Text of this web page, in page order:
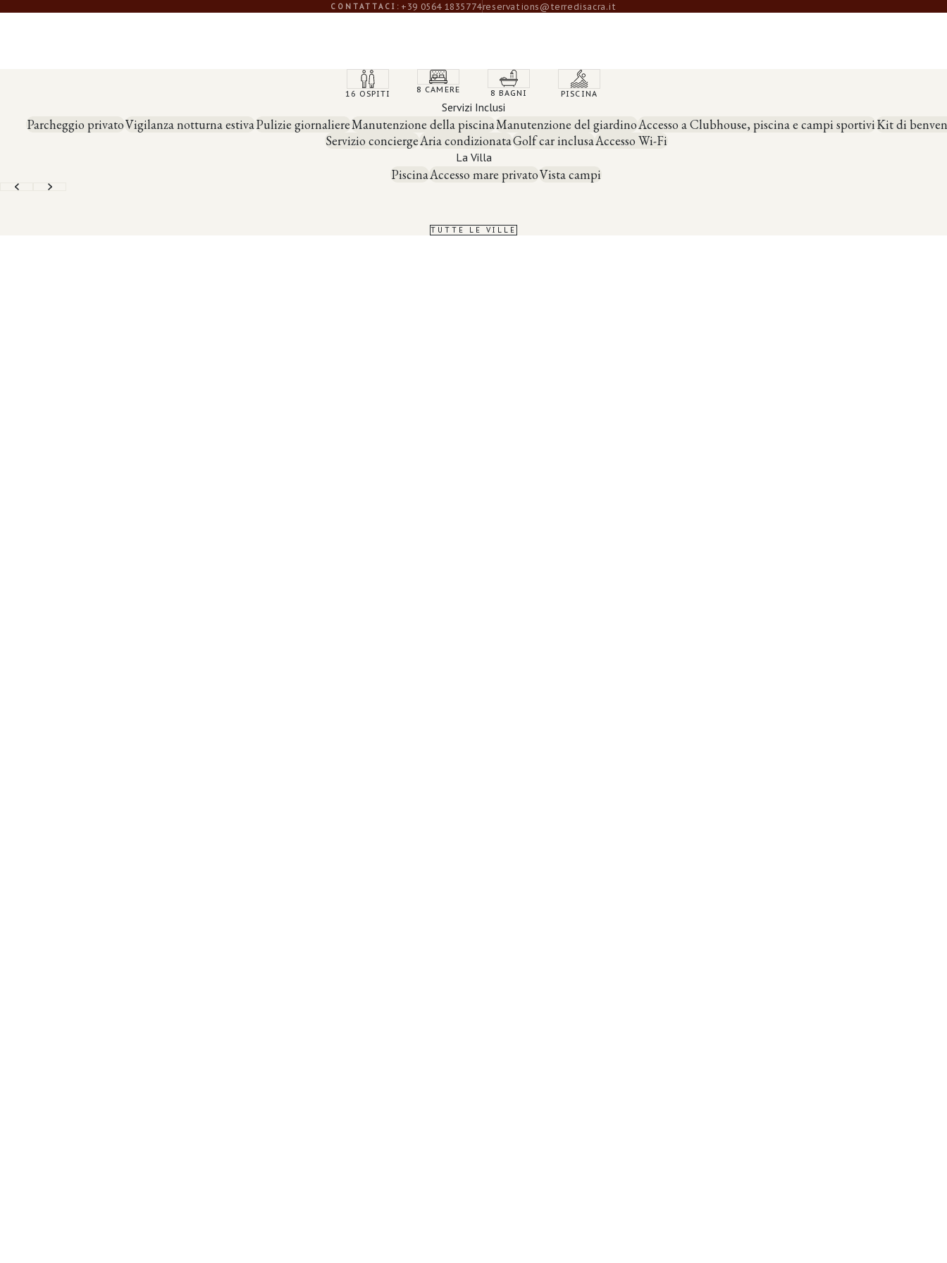
CONTATTACI: +39 0564 1835774reservations@terredisacra.it
16 OSPITI 8 CAMERE 8 BAGNI PISCINA
Servizi Inclusi
Parcheggio privatoVigilanza notturna estivaPulizie giornaliereManutenzione della piscinaManutenzione del giardinoAccesso a Clubhouse, piscina e campi sportiviKit di
Servizio conciergeAria condizionataGolf car inclusaAccesso Wi-Fi
La Villa
PiscinaAccesso mare privatoVista campi
TUTTE LE VILLE